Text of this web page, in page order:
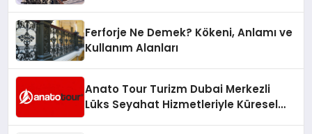
Ferforje Ne Demek? Kökeni, Anlamı ve
Kullanım Alanları
Anato Tour Turizm Dubai Merkezli
Lüks Seyahat Hizmetleriyle Küresel